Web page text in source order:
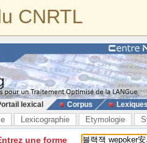
CNRTL
lexical Corpus
Lexicographie Etymologie
une forme